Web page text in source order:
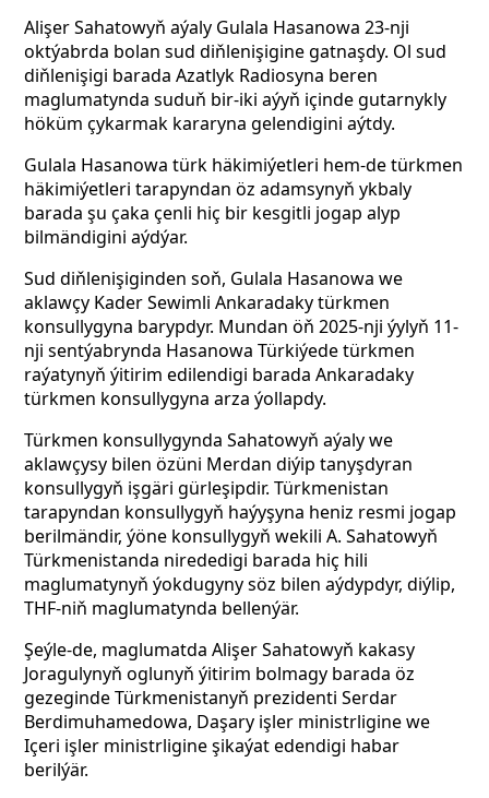
Alişer Sahatowyň aýaly Gulala Hasanowa 23-nji
oktýabrda bolan sud diňlenişigine gatnaşdy. Ol sud
diňlenişigi barada Azatlyk Radiosyna beren
maglumatynda suduň bir-iki aýyň içinde gutarnykly
höküm çykarmak kararyna gelendigini aýtdy.
Gulala Hasanowa türk häkimiýetleri hem-de türkmen
häkimiýetleri tarapyndan öz adamsynyň ykbaly
barada şu çaka çenli hiç bir kesgitli jogap alyp
bilmändigini aýdýar.
Sud diňlenişiginden soň, Gulala Hasanowa we
aklawçy Kader Sewimli Ankaradaky türkmen
konsullygyna barypdyr. Mundan öň 2025-nji ýylyň 11-
nji sentýabrynda Hasanowa Türkiýede türkmen
raýatynyň ýitirim edilendigi barada Ankaradaky
türkmen konsullygyna arza ýollapdy.
Türkmen konsullygynda Sahatowyň aýaly we
aklawçysy bilen özüni Merdan diýip tanyşdyran
konsullygyň işgäri gürleşipdir. Türkmenistan
tarapyndan konsullygyň haýyşyna heniz resmi jogap
berilmändir, ýöne konsullygyň wekili A. Sahatowyň
Türkmenistanda nirededigi barada hiç hili
maglumatynyň ýokdugyny söz bilen aýdypdyr, diýlip,
THF-niň maglumatynda bellenýär.
Şeýle-de, maglumatda Alişer Sahatowyň kakasy
Joragulynyň oglunyň ýitirim bolmagy barada öz
gezeginde Türkmenistanyň prezidenti Serdar
Berdimuhamedowa, Daşary işler ministrligine we
Içeri işler ministrligine şikaýat edendigi habar
berilýär.